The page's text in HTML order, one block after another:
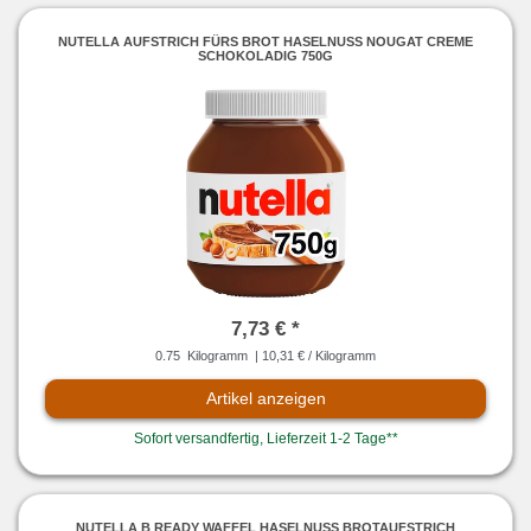
NUTELLA AUFSTRICH FÜRS BROT HASELNUSS NOUGAT CREME
SCHOKOLADIG 750G
7,73 € *
0.75 Kilogramm | 10,31 € / Kilogramm
Artikel anzeigen
Sofort versandfertig, Lieferzeit 1-2 Tage**
NUTELLA B READY WAFFEL HASELNUSS BROTAUFSTRICH